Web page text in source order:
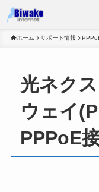
ホーム サポート情報
光ネク
ウェイ
PPPoE